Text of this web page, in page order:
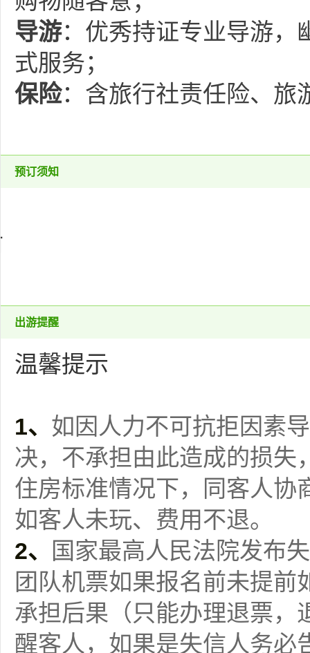
导游：优秀持证专业导游，
式服务；
保险：含旅行社责任险、旅
预订须知
出游提醒
温馨提示
1、 如因人力不可抗拒因素
决，不承担由此造成的损失
住房标准情况下，同客人协
如客人未玩、费用不退。
2、
国家最高人民法院发布
团队机票如果报名前未提
承担后果（只能办理退票，
醒客人，如果是失信人务必